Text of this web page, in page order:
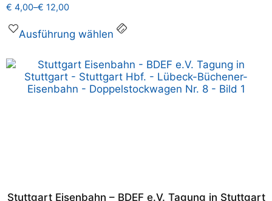
€ 4,00–€ 12,00
Ausführung wählen
Stuttgart Eisenbahn – BDEF e.V. Tagung in Stuttgart